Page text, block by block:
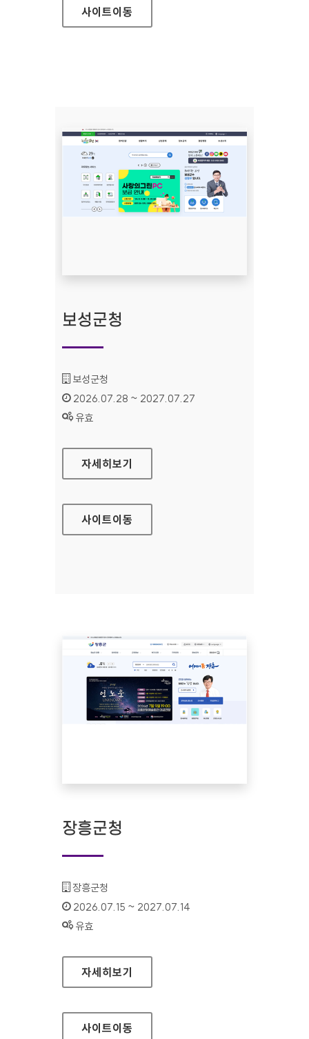
사이트이동
보성군청
기관명 :
보성군청
인증기간 :
2026.07.28 ~ 2027.07.27
상태 :
유효
보성군청
자세히보기
사이트이동
장흥군청
기관명 :
장흥군청
인증기간 :
2026.07.15 ~ 2027.07.14
상태 :
유효
장흥군청
자세히보기
사이트이동